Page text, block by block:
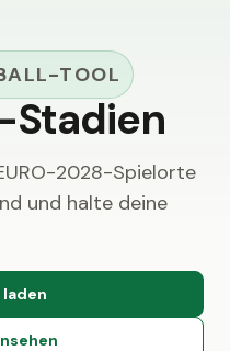
TOOL
Stadien
2028-Spielorte
und halte deine